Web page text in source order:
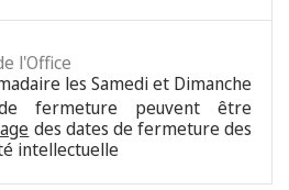
l'Office
les Samedi et Dimanche
fermeture peuvent être
des dates de fermeture des
intellectuelle